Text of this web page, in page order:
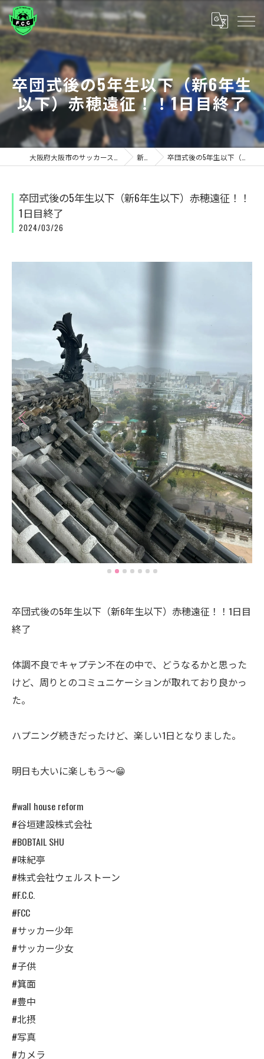
卒団式後の5年生以下（新6年生
以下）赤穂遠征！！1日目終了
新着情報 卒団式後の5年生以下（新6年生以下）赤穂遠征！！1日目終了
卒団式後の5年生以下（新6年生以下）赤穂遠征！！
1日目終了
2024/03/26
卒団式後の5年生以下（新6年生以下）赤穂遠征！！1日目
終了
体調不良でキャプテン不在の中で、どうなるかと思った
けど、周りとのコミュニケーションが取れており良かっ
た。
ハプニング続きだったけど、楽しい1日となりました。
明日も大いに楽しもう〜😁
#wall house reform
#谷垣建設株式会社
#BOBTAIL SHU
#味紀亭
#株式会社ウェルストーン
#F.C.C.
#FCC
#サッカー少年
#サッカー少女
#子供
#箕面
#豊中
#北摂
#写真
#カメラ